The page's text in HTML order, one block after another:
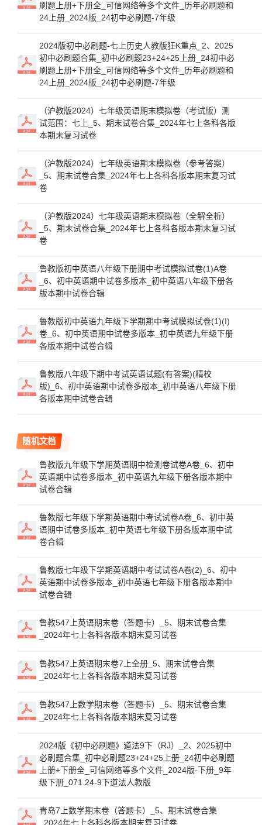
刷题上册+下册全_可信网络等多个文件_历年必刷题和
24上册_2024版_24初中必刷题-7年级
2024版初中必刷题-七上历史人教版狂K重点_2、2025
初中必刷题合集_初中必刷题23+24+25上册_24初中必
刷题上册+下册全_可信网络等多个文件_历年必刷题和
24上册_2024版_24初中必刷题-7年级
（沪教版2024）七年级英语期末模拟卷（考试版）测
试范围：七上_5、期末试卷合集_2024年七上各科各版
本期末复习试卷
（沪教版2024）七年级英语期末模拟卷（参考答案）
_5、期末试卷合集_2024年七上各科各版本期末复习试
卷
（沪教版2024）七年级英语期末模拟卷（全解全析）
_5、期末试卷合集_2024年七上各科各版本期末复习试
卷
鲁教版初中英语八年级下册期中考试模拟试卷(1)A卷
_6、初中英语期中试卷多版本_初中英语八年级下册各
版本期中试卷合辑
鲁教版初中英语九年级下学期期中考试模拟试卷(1)(I)
卷_6、初中英语期中试卷多版本_初中英语九年级下册
各版本期中试卷合辑
鲁教版八年级下期中考试英语试题(有答案)(精校
版)_6、初中英语期中试卷多版本_初中英语八年级下册
各版本期中试卷合辑
随机文档
鲁教版九年级下学期英语期中检测卷试卷A卷_6、初中
英语期中试卷多版本_初中英语九年级下册各版本期中
试卷合辑
鲁教版七年级下学期英语期中考试试卷A卷_6、初中英
语期中试卷多版本_初中英语七年级下册各版本期中试
卷合辑
鲁教版七年级下学期英语期中考试试卷A卷(2)_6、初中
英语期中试卷多版本_初中英语七年级下册各版本期中
试卷合辑
鲁教547上英语期末卷（答题卡）_5、期末试卷合集
_2024年七上各科各版本期末复习试卷
鲁教547上英语期末卷7上全册_5、期末试卷合集
_2024年七上各科各版本期末复习试卷
鲁教547上数学期末卷（答题卡）_5、期末试卷合集
_2024年七上各科各版本期末复习试卷
2024版《初中必刷题》道法9下（RJ）_2、2025初中
必刷题合集_初中必刷题23+24+25上册_24初中必刷题
上册+下册全_可信网络等多个文件_2024版-下册_9年
级下册_071.24-9下道法人教版
青岛7上数学期末卷（答题卡）_5、期末试卷合集
_2024年七上各科各版本期末复习试卷